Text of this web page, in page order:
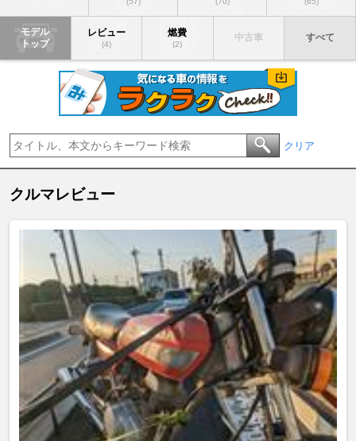
モデル
トップ
レビュー
(4)
燃費
(2)
中古車 すべて
クリア
クルマレビュー